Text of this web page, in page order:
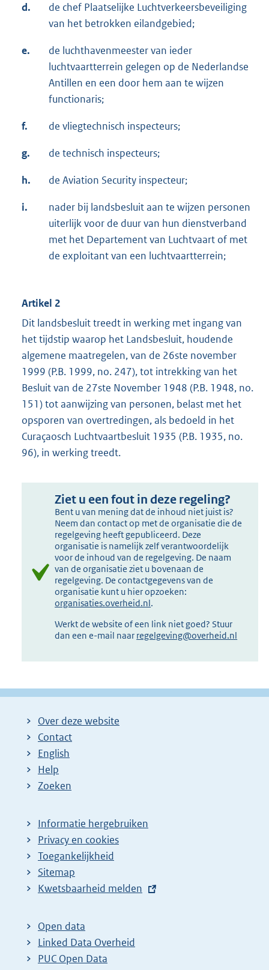
d.
de chef Plaatselijke Luchtverkeersbeveiliging
van het betrokken eilandgebied;
e.
de luchthavenmeester van ieder
luchtvaartterrein gelegen op de Nederlandse
Antillen en een door hem aan te wijzen
functionaris;
f. de vliegtechnisch inspecteurs;
g. de technisch inspecteurs;
h. de Aviation Security inspecteur;
i.
nader bij landsbesluit aan te wijzen personen
uiterlijk voor de duur van hun dienstverband
met het Departement van Luchtvaart of met
de exploitant van een luchtvaartterrein;
Artikel 2
Dit landsbesluit treedt in werking met ingang van
het tijdstip waarop het Landsbesluit, houdende
algemene maatregelen, van de 26ste november
1999 (P.B. 1999, no. 247), tot intrekking van het
Besluit van de 27ste November 1948 (P.B. 1948, no.
151) tot aanwijzing van personen, belast met het
opsporen van overtredingen, als bedoeld in het
Curaçaosch Luchtvaartbesluit 1935 (P.B. 1935, no.
96), in werking treedt.
Ziet u een fout in deze regeling?
Bent u van mening dat de inhoud niet juist is?
Neem dan contact op met de organisatie die de
regelgeving heeft gepubliceerd. Deze
organisatie is namelijk zelf verantwoordelijk
voor de inhoud van de regelgeving. De naam
van de organisatie ziet u bovenaan de
regelgeving. De contactgegevens van de
organisatie kunt u hier opzoeken:
organisaties.overheid.nl.
Werkt de website of een link niet goed? Stuur
dan een e-mail naar regelgeving@overheid.nl
Over deze website
Contact
English
Help
Zoeken
Informatie hergebruiken
Privacy en cookies
Toegankelijkheid
Sitemap
E
t
e
r
Kwetsbaarheid melden
Open data
Linked Data Overheid
PUC Open Data